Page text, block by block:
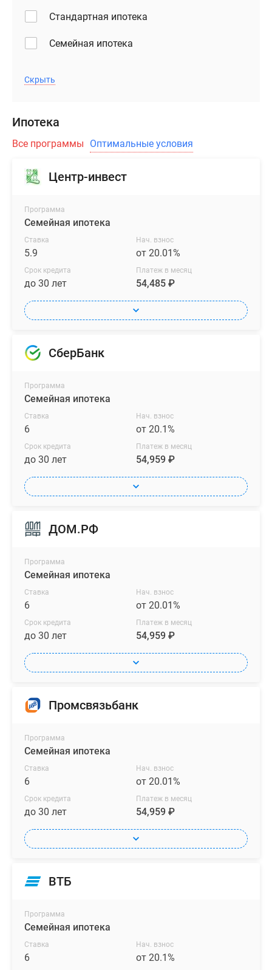
Стандартная ипотека
Семейная ипотека
Скрыть
Ипотека
Все программы Оптимальные условия
Центр-инвест
Программа
Семейная ипотека
Ставка
5.9
Нач. взнос
от 20.01%
Срок кредита
до 30 лет
Платеж в месяц
54,485 ₽
СберБанк
Программа
Семейная ипотека
Ставка
6
Нач. взнос
от 20.1%
Срок кредита
до 30 лет
Платеж в месяц
54,959 ₽
ДОМ.РФ
Программа
Семейная ипотека
Ставка
6
Нач. взнос
от 20.01%
Срок кредита
до 30 лет
Платеж в месяц
54,959 ₽
Промсвязьбанк
Программа
Семейная ипотека
Ставка
6
Нач. взнос
от 20.01%
Срок кредита
до 30 лет
Платеж в месяц
54,959 ₽
ВТБ
Программа
Семейная ипотека
Ставка
6
Нач. взнос
от 20.1%